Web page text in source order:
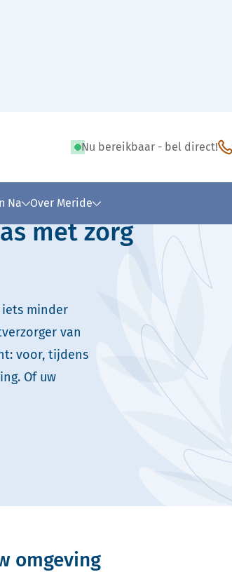
Nu bereikbaar - bel direct!
Na Over Meride
met zorg
iets minder
van
voor, tijdens
Of uw
omgeving